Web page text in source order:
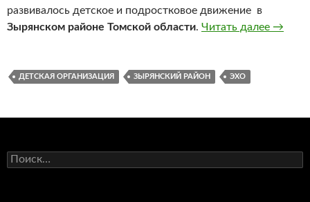
развивалось детское и подростковое движение в
Зырянском районе Томской области. Читать далее →
ДЕТСКАЯ ОРГАНИЗАЦИЯ ЗЫРЯНСКИЙ РАЙОН ЭХО
Н
а